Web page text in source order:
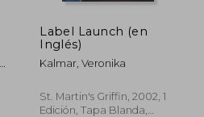
Label Launch (en
Inglés)
Kalmar, Veronika
St. Martin's Griffin, 2002, 1
Edición, Tapa Blanda,